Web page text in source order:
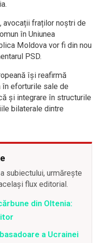
avocații fraților noștri de
în Uniunea
Moldova vor fi din nou
PSD.
își reafirmă
în eforturile sale de
și integrare în structurile
bilaterale dintre
subiectului, urmărește
flux editorial.
din Oltenia:
a Ucrainei